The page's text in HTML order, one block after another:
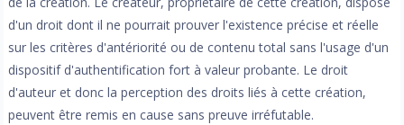
d'un droit dont il ne pourrait prouver l'existence précise et réelle
sur les critères d'antériorité ou de contenu total sans l'usage d'un
dispositif d'authentification fort à valeur probante. Le droit
d'auteur et donc la perception des droits liés à cette création,
peuvent être remis en cause sans preuve irréfutable.